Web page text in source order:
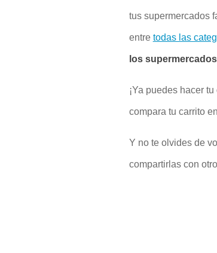
tus supermercados
entre todas las
los
¡Ya puedes hacer
compara tu carrito
Y no te olvides de
compartirlas con